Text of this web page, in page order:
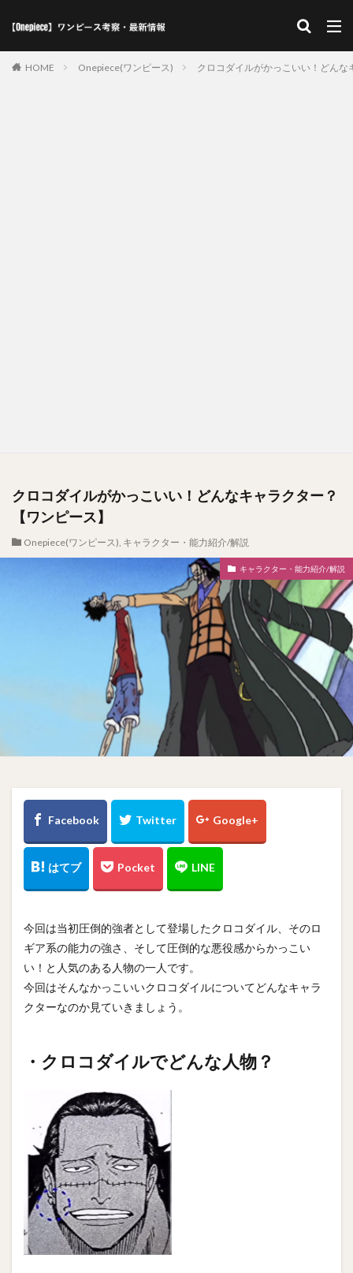
HOME Onepiece(ワンピース) クロコダイルがかっこいい！どん
クロコダイルがかっこいい！どんなキャラクター？
【ワンピース】
Onepiece(ワンピース), キャラクター・能力紹介/解説
キャラクター・能力紹介/解説
今回は当初圧倒的強者として登場したクロコダイル、そのロ
ギア系の能力の強さ、そして圧倒的な悪役感からかっこい
い！と人気のある人物の一人です。
今回はそんなかっこいいクロコダイルについてどんなキャラ
クターなのか見ていきましょう。
・クロコダイルでどんな人物？